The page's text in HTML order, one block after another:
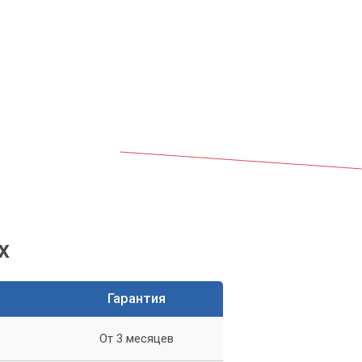
Гарантия
От 3 месяцев